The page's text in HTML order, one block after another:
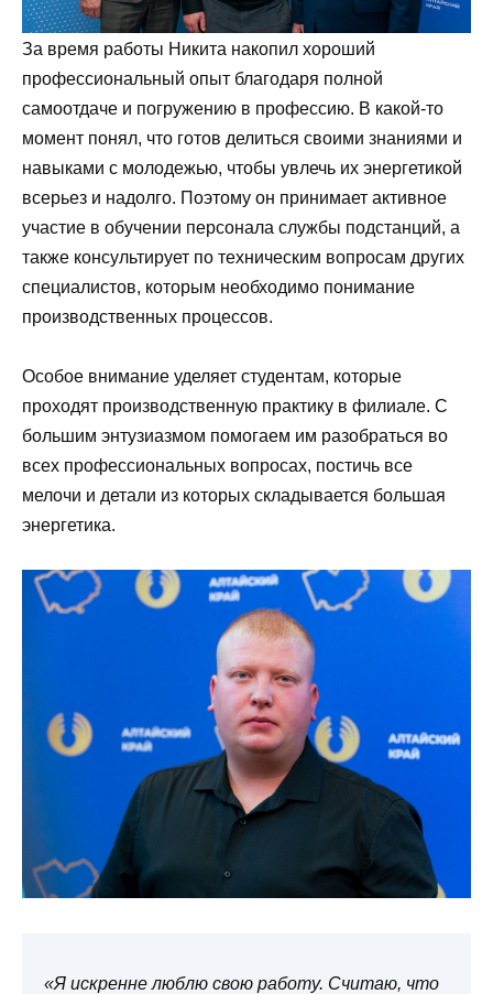
За время работы Никита накопил хороший
профессиональный опыт благодаря полной
самоотдаче и погружению в профессию. В какой-то
момент понял, что готов делиться своими знаниями и
навыками с молодежью, чтобы увлечь их энергетикой
всерьез и надолго. Поэтому он принимает активное
участие в обучении персонала службы подстанций, а
также консультирует по техническим вопросам других
специалистов, которым необходимо понимание
производственных процессов.
Особое внимание уделяет студентам, которые
проходят производственную практику в филиале. С
большим энтузиазмом помогаем им разобраться во
всех профессиональных вопросах, постичь все
мелочи и детали из которых складывается большая
энергетика.
«Я искренне люблю свою работу. Считаю, что